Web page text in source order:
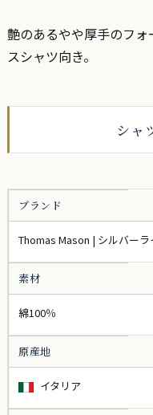
艶のあるやや厚手のフ
スシャツ向き。
シャ
ブランド
Thomas Mason | シルバーラ
素材
綿100％
原産地
イタリア